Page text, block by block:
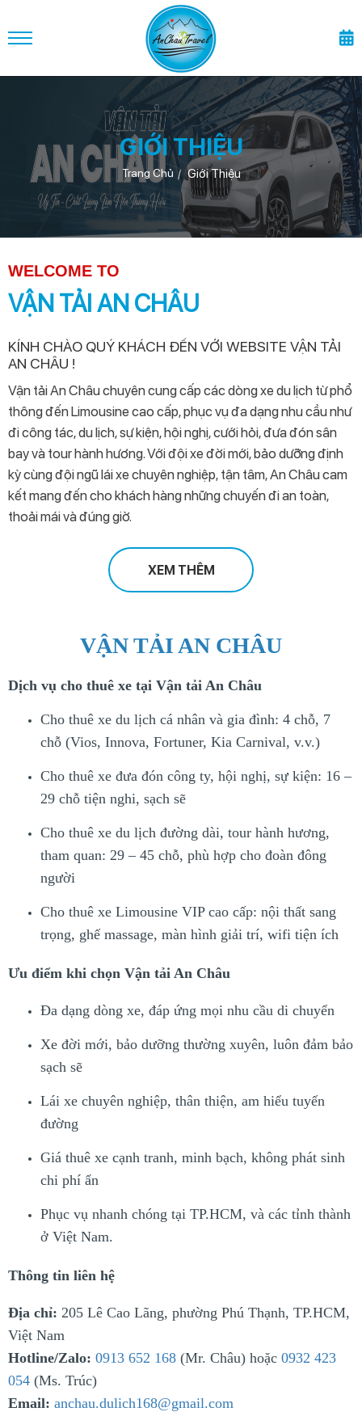
Trang Chủ Giới Thiệu
GIỚI THIỆU
WELCOME TO
VẬN TẢI AN CHÂU
KÍNH CHÀO QUÝ KHÁCH ĐẾN VỚI WEBSITE VẬN TẢI
AN CHÂU !
Vận tải An Châu chuyên cung cấp các dòng xe du lịch từ phổ
thông đến Limousine cao cấp, phục vụ đa dạng nhu cầu như
đi công tác, du lịch, sự kiện, hội nghị, cưới hỏi, đưa đón sân
bay và tour hành hương. Với đội xe đời mới, bảo dưỡng định
kỳ cùng đội ngũ lái xe chuyên nghiệp, tận tâm, An Châu cam
kết mang đến cho khách hàng những chuyến đi an toàn,
thoải mái và đúng giờ.
XEM THÊM
VẬN TẢI AN CHÂU
Dịch vụ cho thuê xe tại Vận tải An Châu
Cho thuê xe du lịch cá nhân và gia đình: 4 chỗ, 7
chỗ (Vios, Innova, Fortuner, Kia Carnival, v.v.)
Cho thuê xe đưa đón công ty, hội nghị, sự kiện: 16 –
29 chỗ tiện nghi, sạch sẽ
Cho thuê xe du lịch đường dài, tour hành hương,
tham quan: 29 – 45 chỗ, phù hợp cho đoàn đông
người
Cho thuê xe Limousine VIP cao cấp: nội thất sang
trọng, ghế massage, màn hình giải trí, wifi tiện ích
Ưu điểm khi chọn Vận tải An Châu
Đa dạng dòng xe, đáp ứng mọi nhu cầu di chuyển
Xe đời mới, bảo dưỡng thường xuyên, luôn đảm bảo
sạch sẽ
Lái xe chuyên nghiệp, thân thiện, am hiểu tuyến
đường
Giá thuê xe cạnh tranh, minh bạch, không phát sinh
chi phí ẩn
Phục vụ nhanh chóng tại TP.HCM, và các tỉnh thành
ở Việt Nam.
Thông tin liên hệ
Địa chỉ: 205 Lê Cao Lãng, phường Phú Thạnh, TP.HCM,
Việt Nam
Hotline/Zalo: 0913 652 168 (Mr. Châu) hoặc 0932 423
054 (Ms. Trúc)
Email: anchau.dulich168@gmail.com